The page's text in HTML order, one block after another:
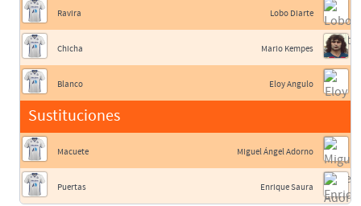
Ravira
Chicha
Blanco
Sustituciones
Macuete
Puertas
Lobo Diarte
Mario Kempes
Eloy Angulo
Miguel Ángel Adorno
Enrique Saura